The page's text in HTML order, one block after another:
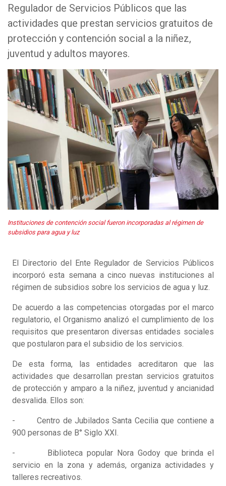
Regulador de Servicios Públicos que las
actividades que prestan servicios gratuitos de
protección y contención social a la niñez,
juventud y adultos mayores.
Instituciones de contención social fueron incorporadas al régimen de
subsidios para agua y luz
El Directorio del Ente Regulador de Servicios Públicos
incorporó esta semana a cinco nuevas instituciones al
régimen de subsidios sobre los servicios de agua y luz.
De acuerdo a las competencias otorgadas por el marco
regulatorio, el Organismo analizó el cumplimiento de los
requisitos que presentaron diversas entidades sociales
que postularon para el subsidio de los servicios.
De esta forma, las entidades acreditaron que las
actividades que desarrollan prestan servicios gratuitos
de protección y amparo a la niñez, juventud y ancianidad
desvalida. Ellos son:
- Centro de Jubilados Santa Cecilia que contiene a
900 personas de B° Siglo XXI.
- Biblioteca popular Nora Godoy que brinda el
servicio en la zona y además, organiza actividades y
talleres recreativos.